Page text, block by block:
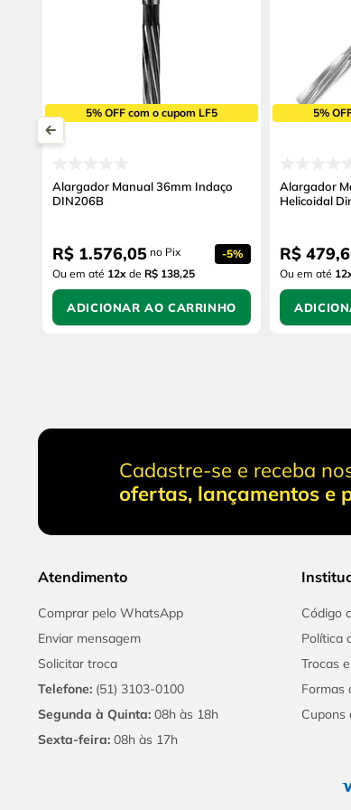
5% OFF com o cupom LF5
Alargador Manual 36mm Indaço
DIN206B
R$ 1.576,05 no Pix -5%
Ou em até 12x de R$ 138,25
ADICIONAR AO CARRINHO
5%
Alargador
Helicoidal
R$ 479,
Ou em até 12
Cadastre-se e receba
ofertas, lançamentos e
Atendimento
Comprar pelo WhatsApp
Enviar mensagem
Solicitar troca
Telefone: (51) 3103-0100
Segunda à Quinta: 08h às 18h
Sexta-feira: 08h às 17h
Código
Política
Trocas
Formas
Cupons